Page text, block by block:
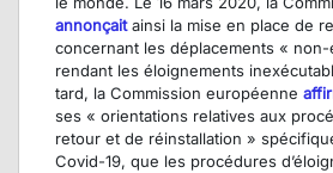
annonçaitainsi la mise en place de
concernant les déplacements «
rendant les éloignements
tard, la Commission européenne
ses « orientations relatives aux
retour et de réinstallation »
Covid-19, que les procédures